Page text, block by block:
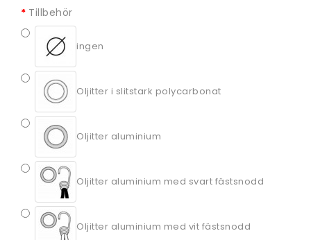
Tillbehör
ingen
Oljitter i slitstark polycarbonat
Oljitter aluminium
Oljitter aluminium med svart fästsnodd
Oljitter aluminium med vit fästsnodd